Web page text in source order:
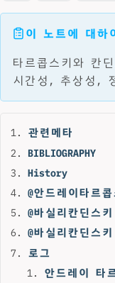
이 노트에 대하
타르콥스키와 칸
시간성, 추상성,
관련메타
BIBLIOGRAPHY
History
@안드레이타르
@바실리칸딘스
@바실리칸딘스
로그
안드레이 타